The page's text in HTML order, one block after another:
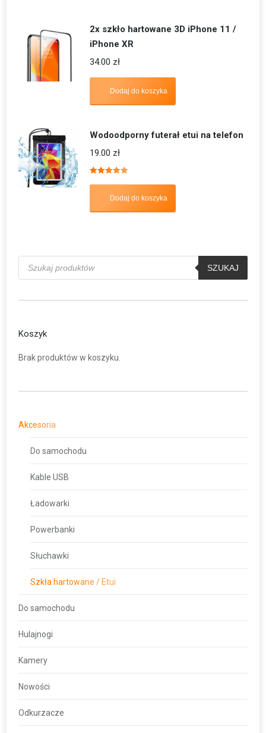
2x szkło hartowane 3D iPhone 11 /
iPhone XR
34.00 zł
Dodaj do koszyka
Wodoodporny futerał etui na telefon
19.00 zł
5.00
Dodaj do koszyka
Wyszukiwarka
produktów
SZUKAJ
Koszyk
Brak produktów w koszyku.
Akcesoria
Do samochodu
Kable USB
Ładowarki
Powerbanki
Słuchawki
Szkła hartowane / Etui
Do samochodu
Hulajnogi
Kamery
Nowości
Odkurzacze